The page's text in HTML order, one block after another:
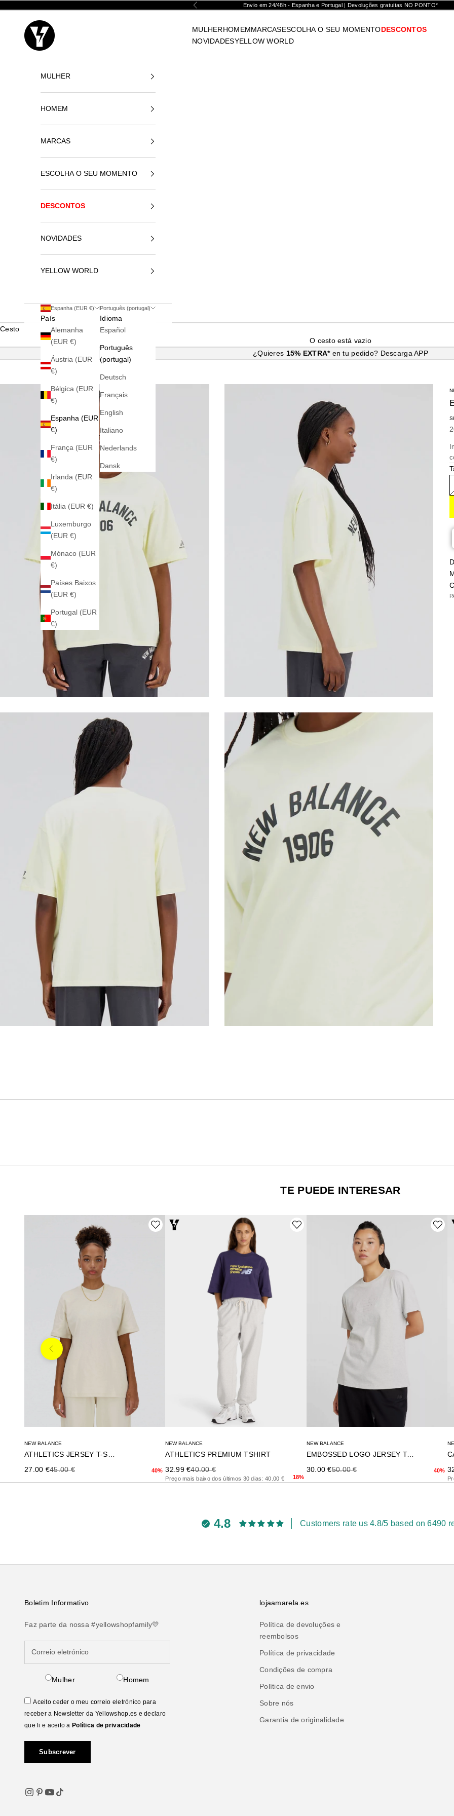
Anterior Envio em 24/48h - Espanha e Portugal | Devoluções gratuitas NO PONTO*
Yellowshop MULHERHOMEMMARCASESCOLHA O SEU MOMENTODESCONTOS
NOVIDADESYELLOW WORLD
MULHER
HOMEM
MARCAS
ESCOLHA O SEU MOMENTO
DESCONTOS
NOVIDADES
YELLOW WORLD
Espanha (EUR €)
País
Alemanha
(EUR €)
Áustria (EUR
€)
Bélgica (EUR
€)
Espanha (EUR
€)
França (EUR
€)
Irlanda (EUR
€)
Itália (EUR €)
Luxemburgo
(EUR €)
Mónaco (EUR
€)
Países Baixos
(EUR €)
Portugal (EUR
€)
Português (portugal)
Idioma
Español
Português
(portugal)
Deutsch
Français
English
Italiano
Nederlands
Dansk
Cesto
O cesto está vazio
¿Quieres 15% EXTRA* en tu pedido? Descarga APP
TE PUEDE INTERESAR
NEW BALANCE
Precio de oferta
27.00 €Precio anterior
45.00 € 40%
NEW BALANCE
ATHLETICS PREMIUM TSHIRT
Precio de oferta
32.99 €Precio anterior
40.00 €
Preço mais baixo dos últimos 30 dias: 40.00 € 18%
NEW BALANCE
EMBOSSED LOGO JERSEY T-SHIR
Precio de oferta
30.00 €Precio anterior
50.00 € 40%
Anterior
4.8 Customers rate us 4.8/5 based on 6490
Boletim Informativo
Faz parte da nossa #yellowshopfamily💛
Mulher Homem
Aceito ceder o meu correio eletrónico para
receber a Newsletter da Yellowshop.es e declaro
que li e aceito aPolítica de privacidade
Subscrever
lojaamarela.es
Política de devoluções e
reembolsos
Política de privacidade
Condições de compra
Política de envio
Sobre nós
Garantia de originalidade